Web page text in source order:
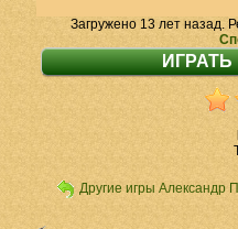
Загружено 13 лет назад.
Другие игры Александр